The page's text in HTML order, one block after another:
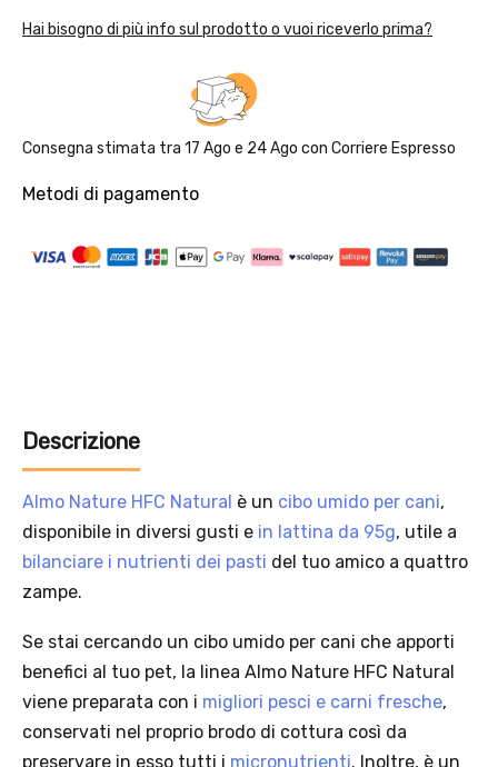
Hai bisogno di più info sul prodotto o vuoi riceverlo prima?
Consegna stimata tra 17 Ago e 24 Ago con Corriere Espresso
Metodi di pagamento
Descrizione
Almo Nature HFC Natural è un cibo umido per cani,
disponibile in diversi gusti e in lattina da 95g, utile a
bilanciare i nutrienti dei pasti del tuo amico a quattro
zampe.
Se stai cercando un cibo umido per cani che apporti
benefici al tuo pet, la linea Almo Nature HFC Natural
viene preparata con i migliori pesci e carni fresche,
conservati nel proprio brodo di cottura così da
preservare in esso tutti i micronutrienti. Inoltre, è un
Solo per te: -5% su Platinum
Aggiungi un prodotto Platinum al carrello e ricevi il 5
sconto, con spedizione tramite